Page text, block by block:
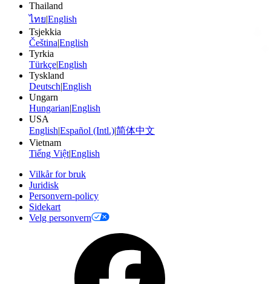
Thailand
ไทย English
Tsjekkia
ČeštinaEnglish
Tyrkia
TürkçeEnglish
Tyskland
DeutschEnglish
Ungarn
HungarianEnglish
USA
EnglishEspañol (Intl.)简体中文
Vietnam
Tiếng Việt|English
Vilkår for bruk
Juridisk
Personvern-policy
Sidekart
Velg personvern